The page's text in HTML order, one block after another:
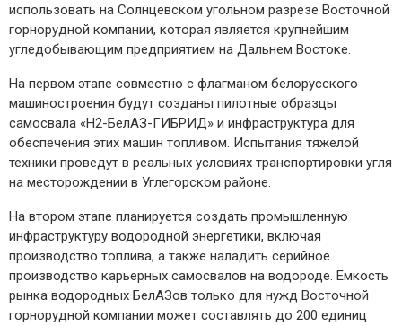
использовать на Солнцевском угольном разрезе Восточной
горнорудной компании, которая является крупнейшим
угледобывающим предприя­тием на Дальнем Востоке.
На первом этапе совместно с флагманом белорусского
машиностроения будут созданы пилотные образцы
самосвала «Н2-БелАЗ-ГИБРИД» и инфраструктура для
обеспечения этих машин топливом. Испытания тяжелой
техники проведут в реальных условиях транспортировки угля
на месторождении в Углегорском районе.
На втором этапе планируется создать промышленную
инфраструктуру водородной энергетики, включая
производство топлива, а также наладить серийное
производство карьерных самосвалов на водороде. Емкость
рынка водородных БелАЗов только для нужд Восточной
горнорудной компании может составлять до 200 единиц